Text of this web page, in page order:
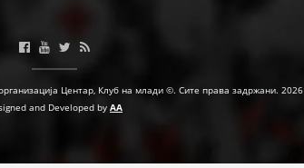
ПРЕВЕНТИВНА ДЕЈНОСТ
Центар, Клуб на млади ©. Сите права задржани. 2026
and Developed by AA